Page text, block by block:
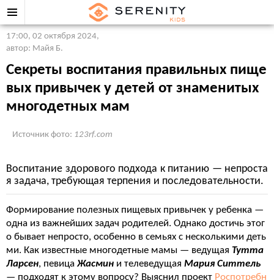
17:00, 02 октября 2024,
автор: Майя Б.
Секреты воспитания правильных пище
вых привычек у детей от знаменитых
многодетных мам
Источник фото: 123rf.com
Воспитание здорового подхода к питанию — непроста
я задача, требующая терпения и последовательности.
Формирование полезных пищевых привычек у ребенка —
одна из важнейших задач родителей. Однако достичь этог
о бывает непросто, особенно в семьях с несколькими деть
ми. Как известные многодетные мамы — ведущая Тутта
Ларсен, певица Жасмин и телеведущая Мария Ситтель
— подходят к этому вопросу? Выяснил проект Роспотребн